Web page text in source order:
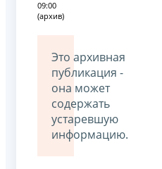
09:00
(архив)
Это архивная
публикация -
она может
содержать
устаревшую
информацию.